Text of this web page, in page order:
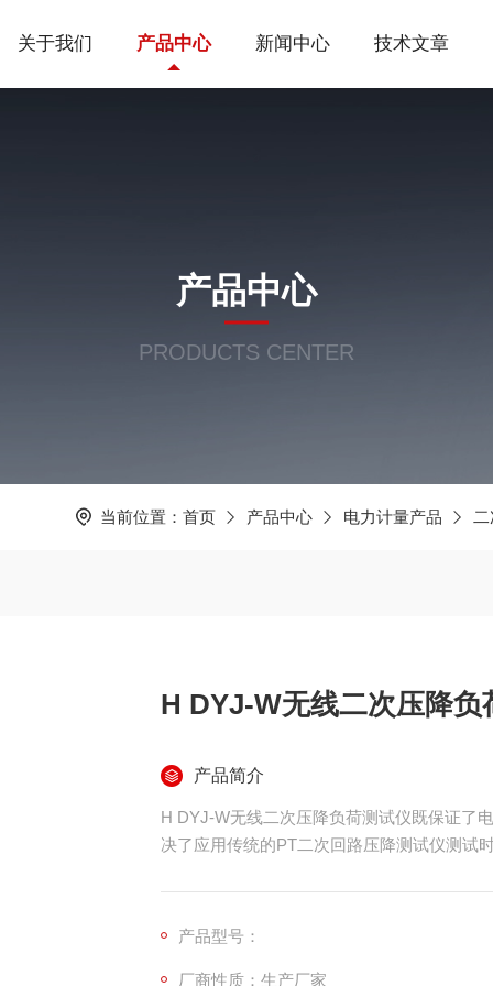
关于我们 产品中心 新闻中心 技术文章
产品中心
PRODUCTS CENTER
当前位置： 首页 产品中心 电力计量产品
H DYJ-W无线二次压降负
产品简介
H DYJ-W无线二次压降负荷测试仪既保证了
决了应用传统的PT二次回路压降测试仪测试
产品型号：
厂商性质：生产厂家